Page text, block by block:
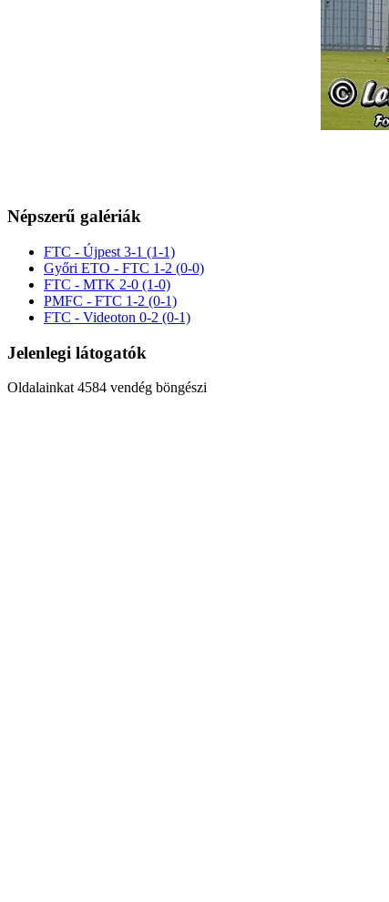
Népszerű galériák
FTC - Újpest 3-1 (1-1)
Győri ETO - FTC 1-2 (0-0)
FTC - MTK 2-0 (1-0)
PMFC - FTC 1-2 (0-1)
FTC - Videoton 0-2 (0-1)
Jelenlegi látogatók
Oldalainkat 4584 vendég böngészi